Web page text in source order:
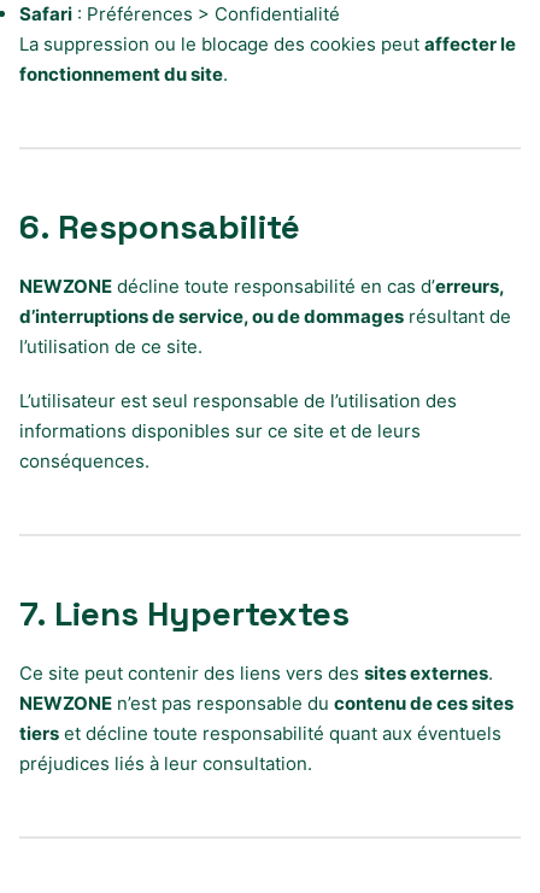
Safari : Préférences > Confidentialité
La suppression ou le blocage des cookies peut affecter le
fonctionnement du site.
6. Responsabilité
NEWZONE décline toute responsabilité en cas d’erreurs,
d’interruptions de service, ou de dommages résultant de
l’utilisation de ce site.
L’utilisateur est seul responsable de l’utilisation des
informations disponibles sur ce site et de leurs
conséquences.
7. Liens Hypertextes
Ce site peut contenir des liens vers des sites externes.
NEWZONE n’est pas responsable du contenu de ces sites
tiers et décline toute responsabilité quant aux éventuels
préjudices liés à leur consultation.